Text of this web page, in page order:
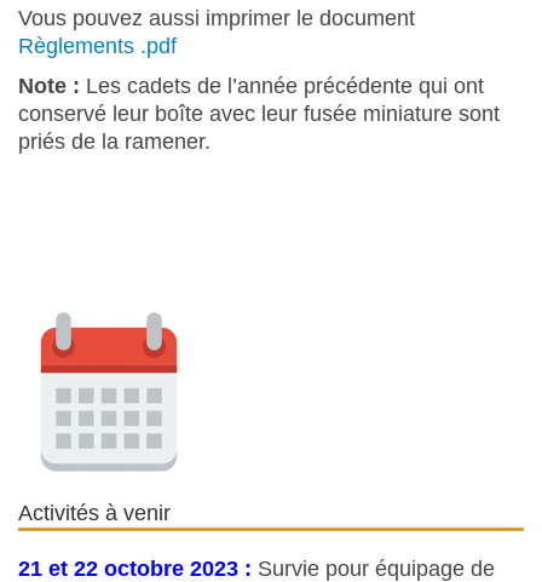
Vous pouvez aussi imprimer le document
Règlements .pdf
Note : Les cadets de l’année précédente qui ont
conservé leur boîte avec leur fusée miniature sont
priés de la ramener.
Activités à venir
21 et 22 octobre 2023 : Survie pour équipage de